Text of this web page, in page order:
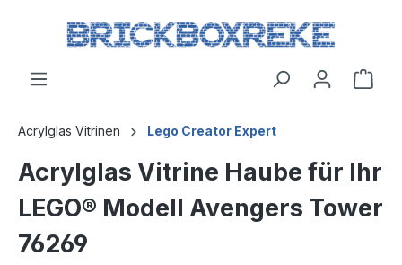
Acrylglas Vitrinen Lego Creator Expert
Acrylglas Vitrine Haube für Ihr
LEGO® Modell Avengers Tower
76269